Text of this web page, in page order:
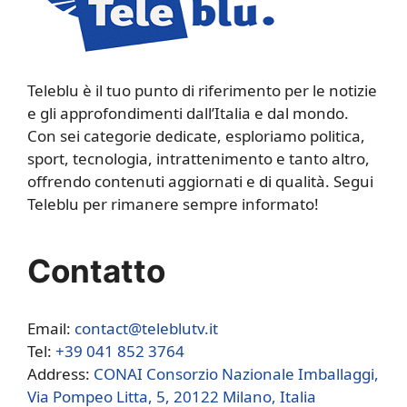
Teleblu è il tuo punto di riferimento per le notizie
e gli approfondimenti dall’Italia e dal mondo.
Con sei categorie dedicate, esploriamo politica,
sport, tecnologia, intrattenimento e tanto altro,
offrendo contenuti aggiornati e di qualità. Segui
Teleblu per rimanere sempre informato!
Contatto
Email: contact@teleblutv.it
Tel: +39 041 852 3764
Address: CONAI Consorzio Nazionale Imballaggi,
Via Pompeo Litta, 5, 20122 Milano, Italia